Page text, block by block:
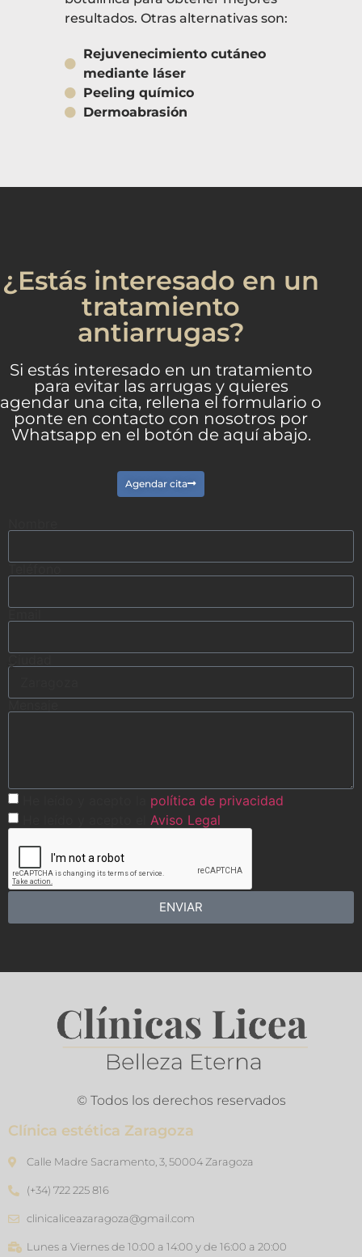
resultados. Otras alternativas son:
Rejuvenecimiento cutáneo
mediante láser
Peeling químico
Dermoabrasión
¿Estás interesado en un
tratamiento
antiarrugas?
Si estás interesado en un tratamiento
para evitar las arrugas y quieres
agendar una cita, rellena el formulario o
ponte en contacto con nosotros por
Whatsapp en el botón de aquí abajo.
Agendar cita
política de privacidad
Aviso Legal
ENVIAR
© Todos los derechos reservados
Clínica estética Zaragoza
Calle Madre Sacramento, 3, 50004 Zaragoza
(+34) 722 225 816
clinicaliceazaragoza@gmail.com
Lunes a Viernes de 10:00 a 14:00 y de 16:00 a 20:00